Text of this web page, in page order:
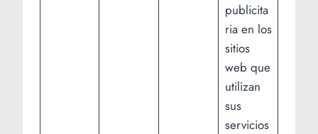
publicita
ria en los
sitios
web que
utilizan
sus
servicios